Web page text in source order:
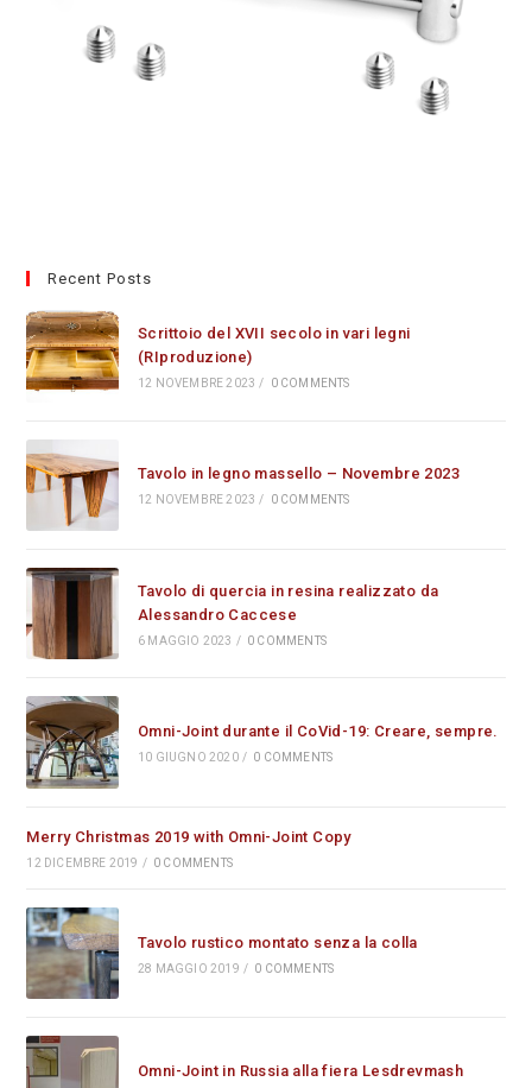
Recent Posts
Scrittoio del XVII secolo in vari legni
(RIproduzione)
12 NOVEMBRE 2023 / 0 COMMENTS
Tavolo in legno massello – Novembre 2023
12 NOVEMBRE 2023 / 0 COMMENTS
Tavolo di quercia in resina realizzato da
Alessandro Caccese
6 MAGGIO 2023 / 0 COMMENTS
Omni-Joint durante il CoVid-19: Creare, sempre.
10 GIUGNO 2020 / 0 COMMENTS
Merry Christmas 2019 with Omni-Joint Copy
12 DICEMBRE 2019 / 0 COMMENTS
Tavolo rustico montato senza la colla
28 MAGGIO 2019 / 0 COMMENTS
Omni-Joint in Russia alla fiera Lesdrevmash